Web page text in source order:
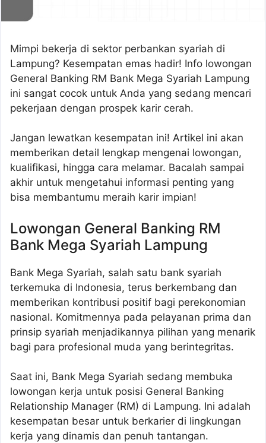
Mimpi bekerja di sektor perbankan syariah di
Lampung? Kesempatan emas hadir! Info lowongan
General Banking RM Bank Mega Syariah Lampung
ini sangat cocok untuk Anda yang sedang mencari
pekerjaan dengan prospek karir cerah.
Jangan lewatkan kesempatan ini! Artikel ini akan
memberikan detail lengkap mengenai lowongan,
kualifikasi, hingga cara melamar. Bacalah sampai
akhir untuk mengetahui informasi penting yang
bisa membantumu meraih karir impian!
Lowongan General Banking RM
Bank Mega Syariah Lampung
Bank Mega Syariah, salah satu bank syariah
terkemuka di Indonesia, terus berkembang dan
memberikan kontribusi positif bagi perekonomian
nasional. Komitmennya pada pelayanan prima dan
prinsip syariah menjadikannya pilihan yang menarik
bagi para profesional muda yang berintegritas.
Saat ini, Bank Mega Syariah sedang membuka
lowongan kerja untuk posisi General Banking
Relationship Manager (RM) di Lampung. Ini adalah
kesempatan besar untuk berkarier di lingkungan
kerja yang dinamis dan penuh tantangan.